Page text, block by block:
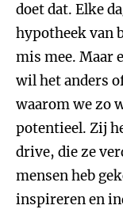
doet dat. Elke
hypotheek van
mis mee. Maar
wil het anders
waarom we zo
potentieel. Zij
drive, die ze
mensen heb
inspireren en